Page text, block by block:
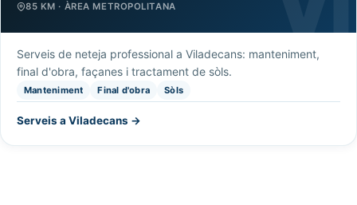
85 KM · ÀREA METROPOLITANA
Serveis de neteja professional a Viladecans: manteniment,
final d'obra, façanes i tractament de sòls.
Manteniment Final d'obra Sòls
Serveis a Viladecans →